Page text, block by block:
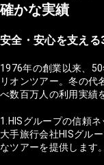
確かな実績
安全・安心を支える
1976年の創業以来、
リオンツアー。冬の代
べ数百万人の利用実績
1.HISグループの信頼ネ
大手旅行会社HISグル
なツアーを提供します。